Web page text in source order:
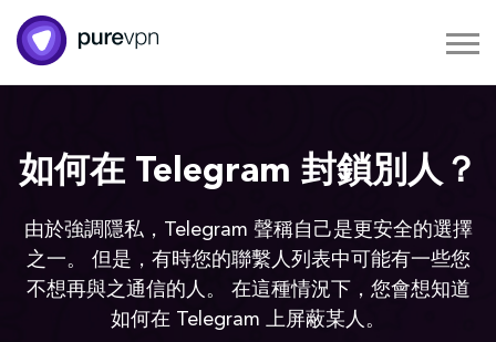
如何在 Telegram 封鎖別人？
由於強調隱私，Telegram 聲稱自己是更安全的選擇
之一。 但是，有時您的聯繫人列表中可能有一些您
不想再與之通信的人。 在這種情況下，您會想知道
如何在 Telegram 上屏蔽某人。